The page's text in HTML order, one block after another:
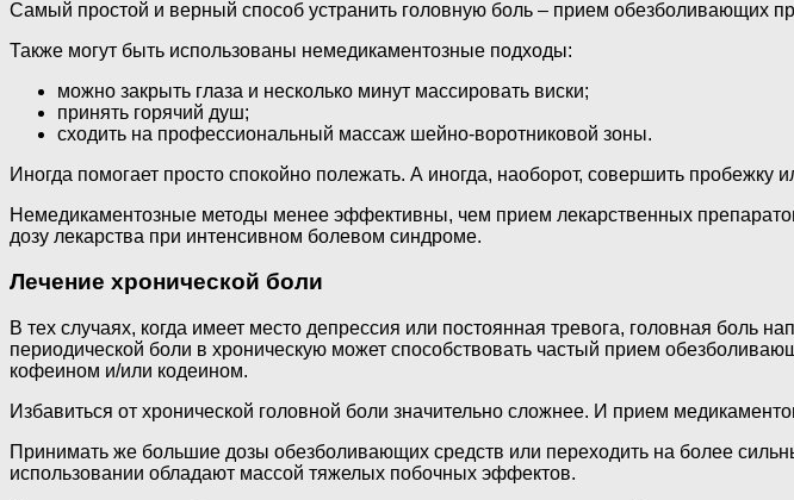
Самый простой и верный способ устранить головную боль – прием
Также могут быть использованы немедикаментозные подходы:
можно закрыть глаза и несколько минут массировать виски;
принять горячий душ;
сходить на профессиональный массаж шейно-воротниковой зоны.
Иногда помогает просто спокойно полежать. А иногда, наоборот, совершить пробежку
Немедикаментозные методы менее эффективны, чем прием лекарственных
дозу лекарства при интенсивном болевом синдроме.
Лечение хронической боли
В тех случаях, когда имеет место депрессия или постоянная тревога, головная боль
периодической боли в хроническую может способствовать частый прием
кофеином и/или кодеином.
Избавиться от хронической головной боли значительно сложнее. И прием
Принимать же большие дозы обезболивающих средств или переходить на более
использовании обладают массой тяжелых побочных эффектов.